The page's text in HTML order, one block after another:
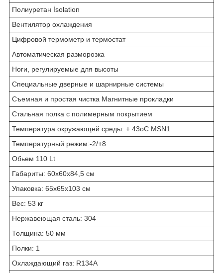
Полиуретан İsolation
Вентилятор охлаждения
Цифровой термометр и термостат
Автоматическая разморозка
Ноги, регулируемые для высоты
Специальные дверные и шарнирные системы
Съемная и простая чистка Магнитные прокладки
Стальная полка с полимерным покрытием
Температура окружающей среды: + 43oC MSN1
Температурный режим:-2/+8
Обьем 110 Lt
Габариты: 60x60х84,5 см
Упаковка: 65х65х103 см
Вес: 53 кг
Нержавеющая сталь: 304
Толщина: 50 мм
Полки: 1
Охлаждающий газ: R134A